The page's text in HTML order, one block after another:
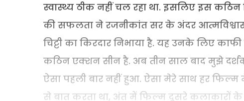
स्वास्थ्य ठीक नहीं चल रहा था. इसलिए इस
की सफलता ने रजनीकांत सर के अंदर
चिट्टी का किरदार निभाया है. यह उनके लिए
कठिन एक्शन सीन है. अब तीन साल बाद मुझे
ऐसा पहली बार नहीं हुआ. ऐसा मेरे साथ हर
से बात करता था, अंत में फिल्म दूसरे कलाकारों के